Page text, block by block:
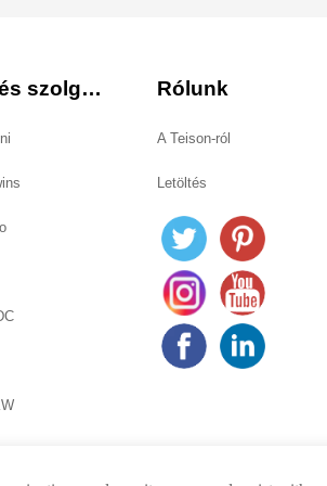
Termék és szolgáltatás Rólunk
A Teison-ról
Letöltés